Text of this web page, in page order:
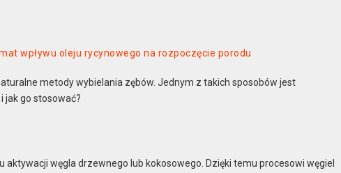
wpływu oleju rycynowego na rozpoczęcie porodu
metody wybielania zębów. Jednym z takich sposobów jest
jak go stosować?
węgla drzewnego lub kokosowego. Dzięki temu procesowi węgiel